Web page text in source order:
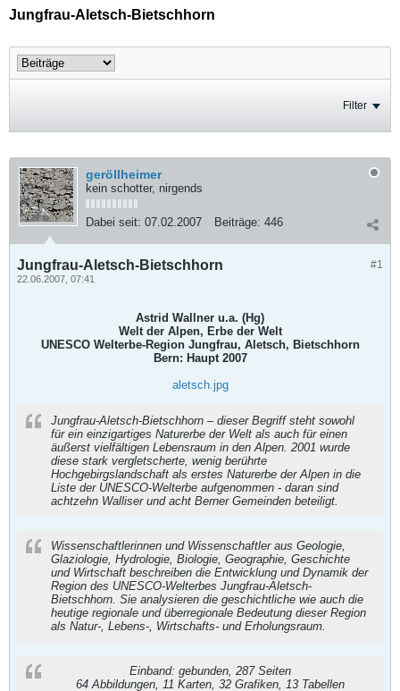
Jungfrau-Aletsch-Bietschhorn
Filter
geröllheimer
kein schotter, nirgends
Dabei seit: 07.02.2007 Beiträge: 446
#1
Jungfrau-Aletsch-Bietschhorn
22.06.2007, 07:41
Astrid Wallner u.a. (Hg)
Welt der Alpen, Erbe der Welt
UNESCO Welterbe-Region Jungfrau, Aletsch, Bietschhorn
Bern: Haupt 2007
aletsch.jpg
Jungfrau-Aletsch-Bietschhorn – dieser Begriff steht sowohl
für ein einzigartiges Naturerbe der Welt als auch für einen
äußerst vielfältigen Lebensraum in den Alpen. 2001 wurde
diese stark vergletscherte, wenig berührte
Hochgebirgslandschaft als erstes Naturerbe der Alpen in die
Liste der UNESCO-Welterbe aufgenommen - daran sind
achtzehn Walliser und acht Berner Gemeinden beteiligt.
Wissenschaftlerinnen und Wissenschaftler aus Geologie,
Glaziologie, Hydrologie, Biologie, Geographie, Geschichte
und Wirtschaft beschreiben die Entwicklung und Dynamik der
Region des UNESCO-Welterbes Jungfrau-Aletsch-
Bietschhorn. Sie analysieren die geschichtliche wie auch die
heutige regionale und überregionale Bedeutung dieser Region
als Natur-, Lebens-, Wirtschafts- und Erholungsraum.
Einband: gebunden, 287 Seiten
64 Abbildungen, 11 Karten, 32 Grafiken, 13 Tabellen